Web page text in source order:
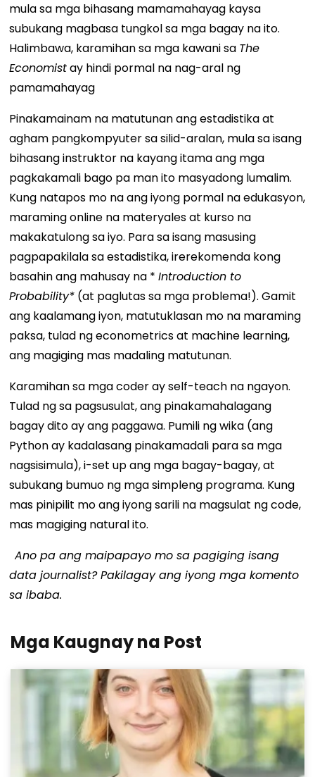
mula sa mga bihasang mamamahayag kaysa
subukang magbasa tungkol sa mga bagay na ito.
Halimbawa, karamihan sa mga kawani sa The
Economistay hindi pormal na nag-aral ng
pamamahayag
Pinakamainam na matutunan ang estadistika at
agham pangkompyuter sa silid-aralan, mula sa isang
bihasang instruktor na kayang itama ang mga
pagkakamali bago pa man ito masyadong lumalim.
Kung natapos mo na ang iyong pormal na edukasyon,
maraming online na materyales at kurso na
makakatulong sa iyo. Para sa isang masusing
pagpapakilala sa estadistika, irerekomenda kong
basahin ang mahusay na *Introduction to
Probability* (at paglutas sa mga problema!). Gamit
ang kaalamang iyon, matutuklasan mo na maraming
paksa, tulad ng econometrics at machine learning,
ang magiging mas madaling matutunan.
Karamihan sa mga coder ay self-teach na ngayon.
Tulad ng sa pagsusulat, ang pinakamahalagang
bagay dito ay ang paggawa. Pumili ng wika (ang
Python ay kadalasang pinakamadali para sa mga
nagsisimula), i-set up ang mga bagay-bagay, at
subukang bumuo ng mga simpleng programa. Kung
mas pinipilit mo ang iyong sarili na magsulat ng code,
mas magiging natural ito.
Ano pa ang maipapayo mo sa pagiging isang
data journalist? Pakilagay ang iyong mga komento
sa ibaba.
Mga Kaugnay na Post